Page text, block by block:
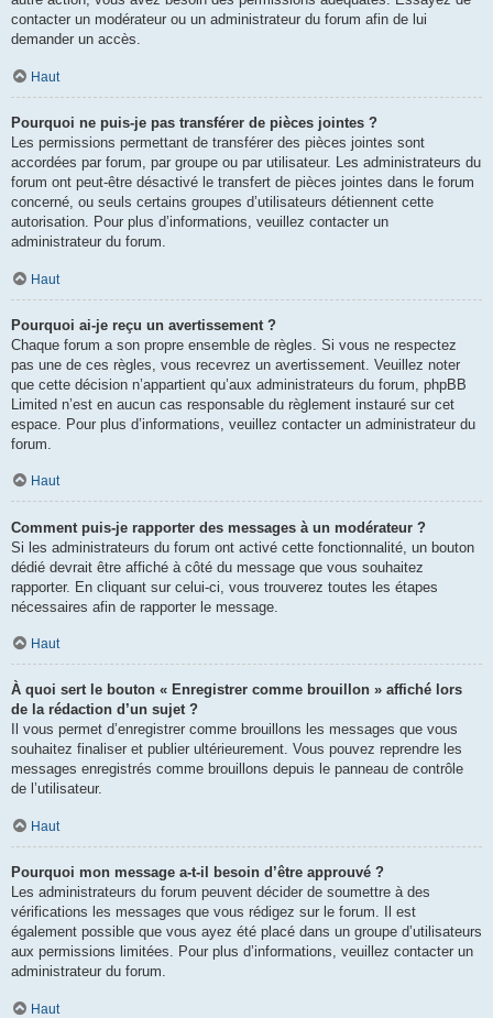
contacter un modérateur ou un administrateur du forum afin de lui
demander un accès.
Haut
Pourquoi ne puis-je pas transférer de pièces jointes ?
Les permissions permettant de transférer des pièces jointes sont
accordées par forum, par groupe ou par utilisateur. Les administrateurs du
forum ont peut-être désactivé le transfert de pièces jointes dans le forum
concerné, ou seuls certains groupes d’utilisateurs détiennent cette
autorisation. Pour plus d’informations, veuillez contacter un
administrateur du forum.
Haut
Pourquoi ai-je reçu un avertissement ?
Chaque forum a son propre ensemble de règles. Si vous ne respectez
pas une de ces règles, vous recevrez un avertissement. Veuillez noter
que cette décision n’appartient qu’aux administrateurs du forum, phpBB
Limited n’est en aucun cas responsable du règlement instauré sur cet
espace. Pour plus d’informations, veuillez contacter un administrateur du
forum.
Haut
Comment puis-je rapporter des messages à un modérateur ?
Si les administrateurs du forum ont activé cette fonctionnalité, un bouton
dédié devrait être affiché à côté du message que vous souhaitez
rapporter. En cliquant sur celui-ci, vous trouverez toutes les étapes
nécessaires afin de rapporter le message.
Haut
À quoi sert le bouton « Enregistrer comme brouillon » affiché lors
de la rédaction d’un sujet ?
Il vous permet d’enregistrer comme brouillons les messages que vous
souhaitez finaliser et publier ultérieurement. Vous pouvez reprendre les
messages enregistrés comme brouillons depuis le panneau de contrôle
de l’utilisateur.
Haut
Pourquoi mon message a-t-il besoin d’être approuvé ?
Les administrateurs du forum peuvent décider de soumettre à des
vérifications les messages que vous rédigez sur le forum. Il est
également possible que vous ayez été placé dans un groupe d’utilisateurs
aux permissions limitées. Pour plus d’informations, veuillez contacter un
administrateur du forum.
Haut